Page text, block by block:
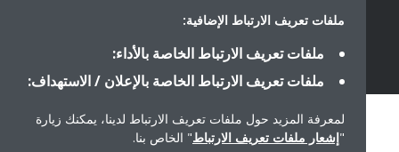
ملفات تعريف الارتباط الإضافية:
ملفات تعريف الارتباط الخاصة بالأداء:
ملفات تعريف الارتباط الخاصة بالإعلان / الاستهداف:
لمعرفة المزيد حول ملفات تعريف الارتباط لدينا، يمكنك زيارة
إشعار ملفات تعريف الارتباط" الخاص بنا.